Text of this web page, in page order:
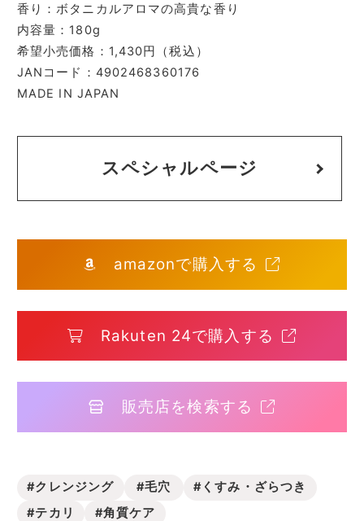
香り：ボタニカルアロマの高貴な香り
内容量：180g
希望小売価格：1,430円（税込）
JANコード：4902468360176
MADE IN JAPAN
スペシャルページ
amazonで購入する
Rakuten 24で購入する
販売店を検索する
#クレンジング #毛穴
#くすみ・ざらつき
#テカリ
#角質ケア